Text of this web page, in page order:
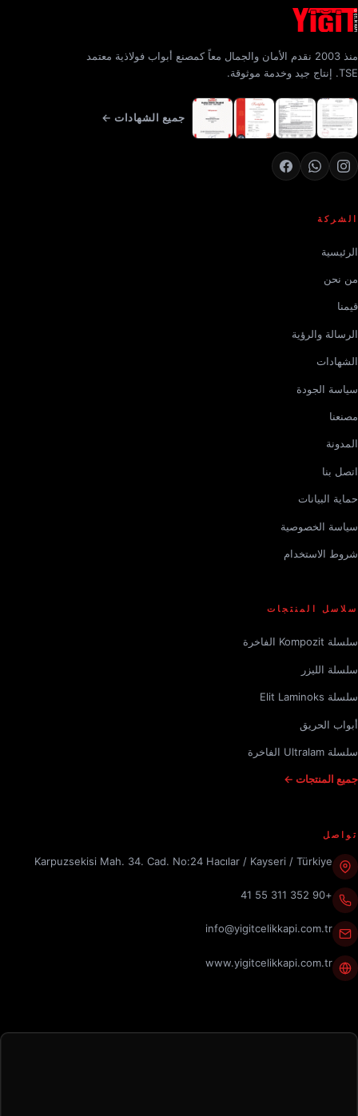
منذ 2003 نقدم الأمان والجمال معاً كمصنع أبواب فولاذية معتمد
TSE. إنتاج جيد وخدمة موثوقة.
جميع الشهادات ←
الشركة
الرئيسية
من نحن
قيمنا
الرسالة والرؤية
الشهادات
سياسة الجودة
مصنعنا
المدونة
اتصل بنا
حماية البيانات
سياسة الخصوصية
شروط الاستخدام
سلاسل المنتجات
سلسلة Kompozit الفاخرة
سلسلة الليزر
سلسلة Elit Laminoks
أبواب الحريق
سلسلة Ultralam الفاخرة
جميع المنتجات ←
تواصل
Karpuzsekisi Mah. 34. Cad. No:24 Hacılar / Kayseri / Türkiye
+90 352 311 55 41
info@yigitcelikkapi.com.tr
www.yigitcelikkapi.com.tr